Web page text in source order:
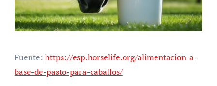
Fuente: https://esp.horselife.org/alimentacion-a-
base-de-pasto-para-caballos/